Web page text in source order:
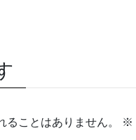
ることはありません。 ※